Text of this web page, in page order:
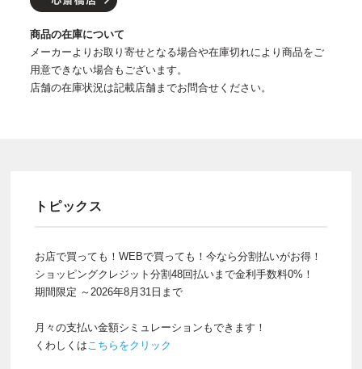
商品の在庫について
メーカーよりお取り寄せとなる場合や在庫切れにより商品をご
用意できない場合もございます。
店舗の在庫状況は記載店舗までお問合せください。
トピックス
お店で買っても！WEBで買っても！今なら分割払いがお得！
ショッピングクレジット分割48回払いまで金利手数料0%！
期間限定 ～2026年8月31日まで
月々の支払い金額シミュレーションもできます！
くわしくはこちらをクリック